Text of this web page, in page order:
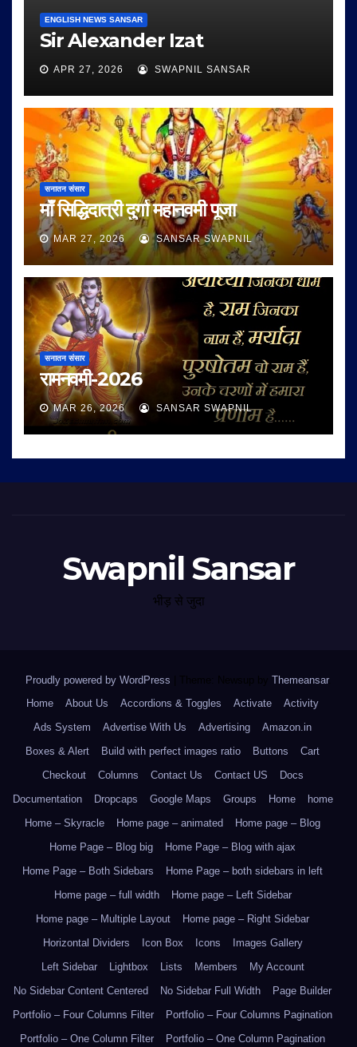
ENGLISH NEWS SANSAR
Sir Alexander Izat
APR 27, 2026 SWAPNIL SANSAR
सनातन संसार
माँ सिद्धिदात्री दुर्गा महानवमी पूजा
MAR 27, 2026 SANSAR SWAPNIL
सनातन संसार
रामनवमी-2026
MAR 26, 2026 SANSAR SWAPNIL
Swapnil Sansar
भीड़ से जुदा
Proudly powered by WordPress Theme: Newsup by Themeansar.
Home
About Us Accordions & Toggles Activate
Activity
Ads System
Advertise With Us Advertising
Amazon.in
Boxes & Alert
Build with perfect images ratio Buttons
Cart
Checkout
Columns Contact Us Contact US
Docs
Documentation
Dropcaps Google Maps Groups Home
home
Home – Skyracle
Home page – animated
Home page – Blog
Home Page – Blog big
Home Page – Blog with ajax
Home Page – Both Sidebars
Home Page – both sidebars in left
Home page – full width
Home page – Left Sidebar
Home page – Multiple Layout
Home page – Right Sidebar
Horizontal Dividers
Icon Box Icons
Images Gallery
Left Sidebar
Lightbox Lists Members
My Account
No Sidebar Content Centered
No Sidebar Full Width
Page Builder
Portfolio – Four Columns Filter
Portfolio – Four Columns Pagination
Portfolio – One Column Filter
Portfolio – One Column Pagination